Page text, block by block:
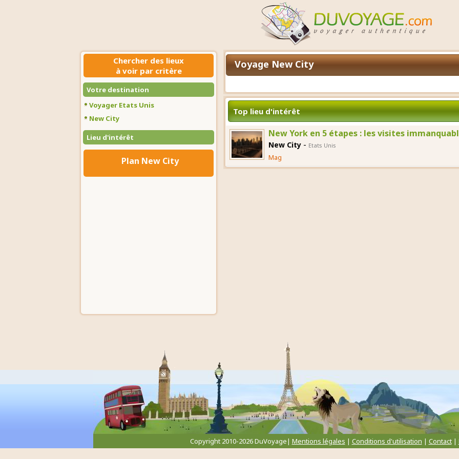
Chercher des lieux
à voir par critère
Votre destination
Voyager Etats Unis
New City
Lieu d'intérêt
Plan New City
Voyage New City
Top lieu d'intérêt
New York en 5 étapes : les visites
New City - Etats Unis
Mag
Copyright 2010-2026 DuVoyage| Mentions légales | Conditions d'utilisation | Contact|